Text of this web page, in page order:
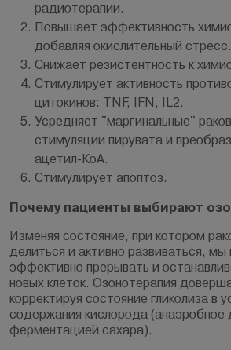
радиотерапии.
Повышает эффективность
добавляя окислительный стресс.
Снижает резистентность к
Стимулирует активность
цитокинов: TNF, IFN, IL2.
Усредняет "маргинальные"
стимуляции пирувата и
ацетил-КоА.
Стимулирует апоптоз.
Почему пациенты выбирают
Изменяя состояние, при котором
делиться и активно развиваться,
эффективно прерывать и
новых клеток. Озонотерапия
корректируя состояние гликолиза в
содержания кислорода (анаэробное
ферментацией сахара).